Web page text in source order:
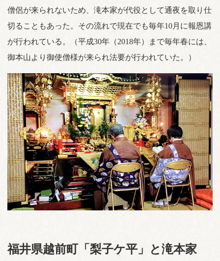
僧侶が来られないため、滝本家が代役として通夜を取り仕
切ることもあった。その流れで現在でも毎年10月に報恩講
が行われている。（平成30年（2018年）まで毎年春には、
御本山より御使僧様が来られ法要が行われていた。）
福井県越前町「梨子ケ平」と滝本家